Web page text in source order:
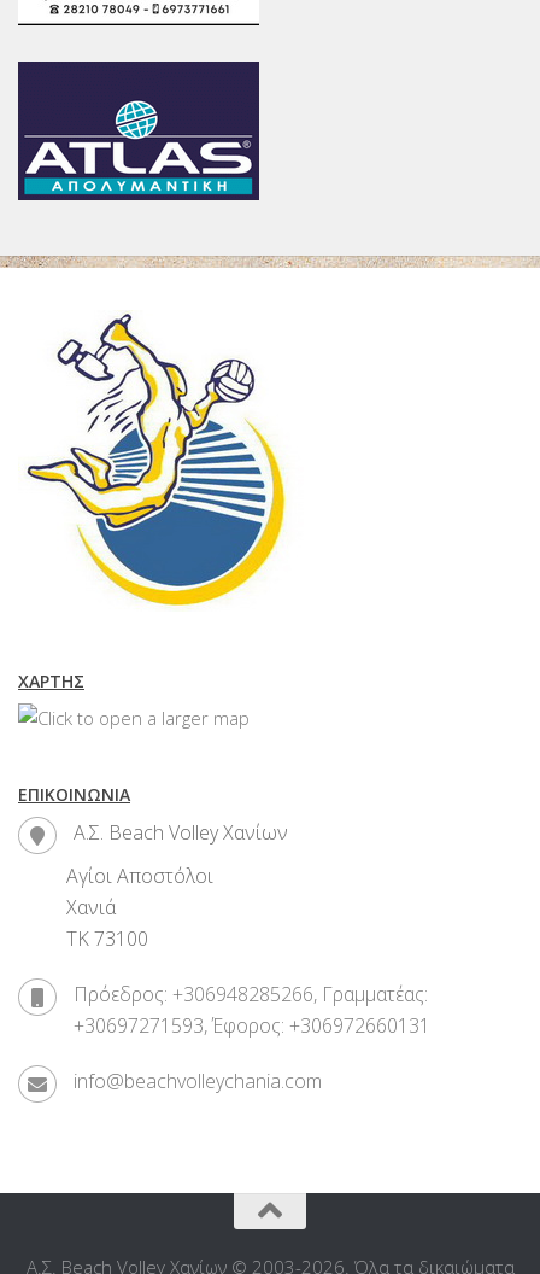
ΧΆΡΤΗΣ
ΕΠΙΚΟΙΝΩΝΊΑ
Α.Σ. Beach Volley Χανίων
Αγίοι Αποστόλοι
Χανιά
ΤΚ 73100
Πρόεδρος: +306948285266, Γραμματέας:
+30697271593, Έφορος: +306972660131
info@beachvolleychania.com
Α.Σ. Beach Volley Χανίων © 2003-2026. Όλα τα δικαιώματα